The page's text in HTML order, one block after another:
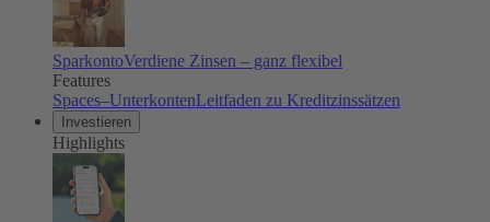
SparkontoVerdiene Zinsen – ganz flexibel
Features
Spaces–UnterkontenLeitfaden zu Kreditzinssätzen
Investieren
Highlights